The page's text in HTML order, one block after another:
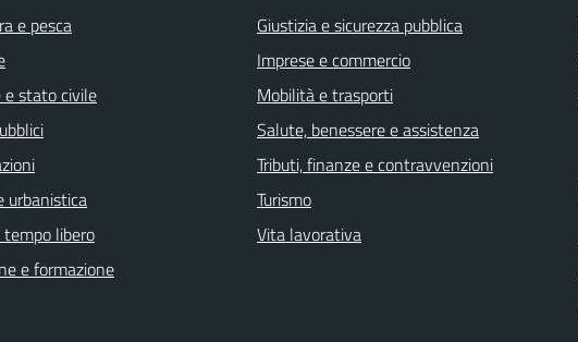
e pesca
e stato civile
urbanistica
libero
e formazione
Giustizia e sicurezza pubblica
Imprese e commercio
Mobilità e trasporti
Salute, benessere e assistenza
Tributi, finanze e contravvenzioni
Turismo
Vita lavorativa